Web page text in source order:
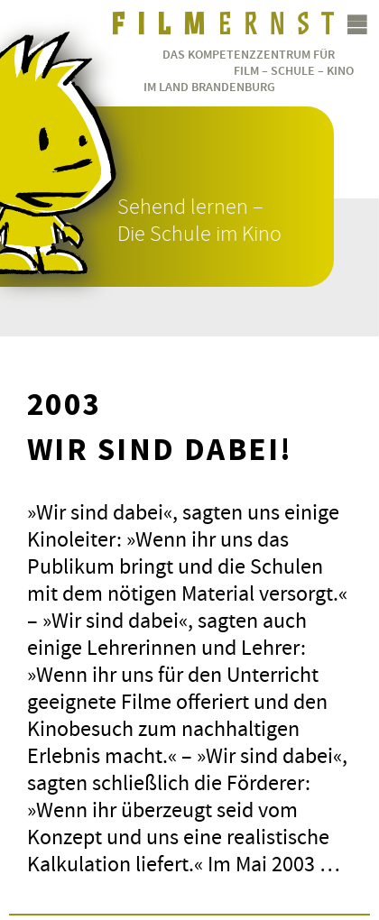
Sehend lernen –
Die Schule im Kino
DAS KOMPETENZZENTRUM FÜR
FILM – SCHULE – KINO
IM LAND BRANDENBURG
2003
WIR SIND DABEI!
»Wir sind dabei«, sagten uns einige
Kinoleiter: »Wenn ihr uns das
Publikum bringt und die Schulen
mit dem nötigen Material versorgt.«
– »Wir sind dabei«, sagten auch
einige Lehrerinnen und Lehrer:
»Wenn ihr uns für den Unterricht
geeignete Filme offeriert und den
Kinobesuch zum nachhaltigen
Erlebnis macht.« – »Wir sind dabei«,
sagten schließlich die Förderer:
»Wenn ihr überzeugt seid vom
Konzept und uns eine realistische
Kalkulation liefert.« Im Mai 2003 …